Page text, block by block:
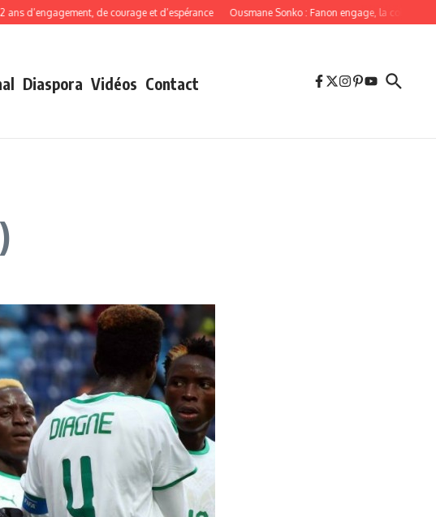
d’engagement, de courage et d’espérance Ousmane Sonko : Fanon engage, la cohérence
Diaspora Vidéos Contact